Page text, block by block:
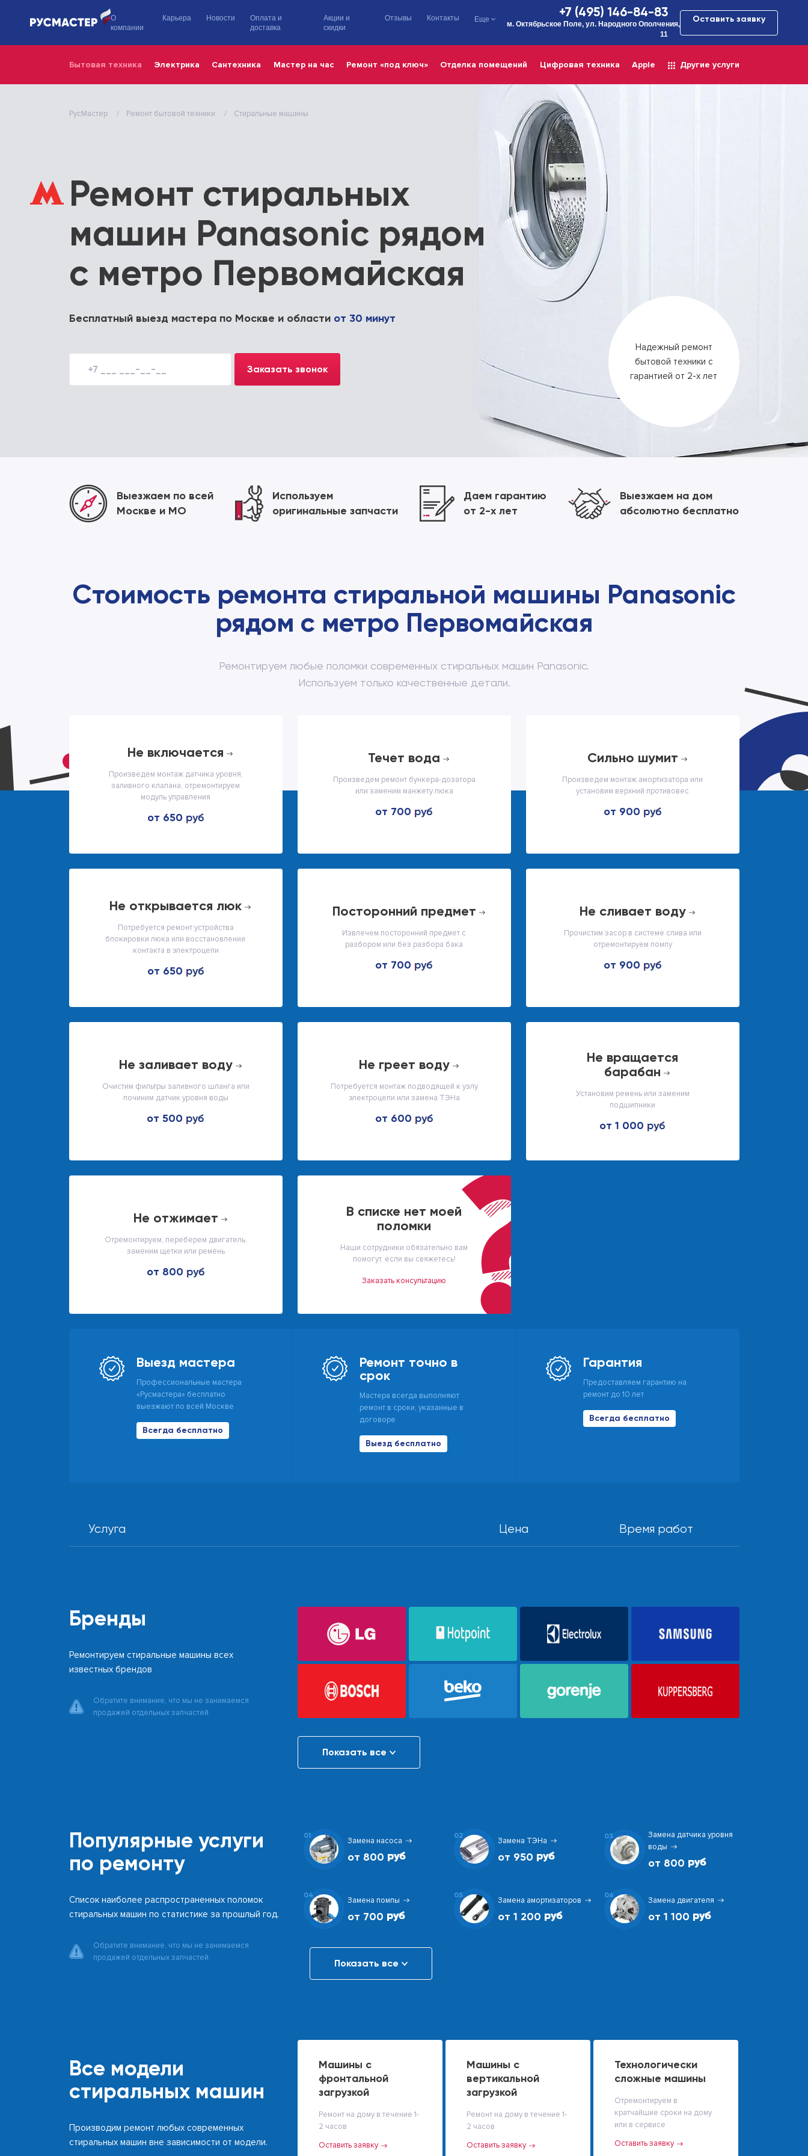
О
компании
Карьера Новости
Оплата и
доставка
Акции и
скидки
Отзывы Контакты Еще +7 (495) 146-84-83
м. Октябрьское Поле, ул. Народного Ополчения,
11
Оставить заявку
Бытовая техника Электрика Сантехника Мастер на час Ремонт «под ключ» Отделка помещений Цифровая техника Apple Другие услуги
РусМастер Ремонт бытовой техники Стиральные машины
Ремонт стиральных
машин Panasonic рядом
с метро Первомайская
Бесплатный выезд мастера по Москве и области от 30 минут
Заказать звонок
Надежный ремонт
бытовой техники с
гарантией от 2-х лет
Выезжаем по всей
Москве и МО
Используем
оригинальные запчасти
Даем гарантию
от 2-х лет
Выезжаем на дом
абсолютно бесплатно
Стоимость ремонта стиральной машины Panasonic
рядом с метро Первомайская
Ремонтируем любые поломки современных стиральных машин Panasonic.
Используем только качественные детали.
не включается
Произведем монтаж датчика уровня,
заливного клапана, отремонтируем
модуль управления
от 650
течет вода
Произведем ремонт бункера-дозатора
или заменим манжету люка
от 700
сильно шумит
Произведем монтаж амортизатора или
установим верхний противовес
от 900
не открывается люк
Потребуется ремонт устройства
блокировки люка или восстановление
контакта в электроцепи
от 650
посторонний предмет
Извлечем посторонний предмет с
разбором или без разбора бака
от 700
не сливает воду
Прочистим засор в системе слива или
отремонтируем помпу
от 900
не заливает воду
Очистим фильтры заливного шланга или
починим датчик уровня воды
от 500
не греет воду
Потребуется монтаж подводящей к узлу
электроцепи или замена ТЭНа
от 600
не вращается
барабан
Установим ремень или заменим
подшипники
от 1 000
не отжимает
Отремонтируем, переберем двигатель,
заменим щетки или ремень
от 800
В списке нет моей
поломки
Наши сотрудники обязательно вам
помогут, если вы свяжетесь!
Заказать консультацию
Выезд мастера
Профессиональные мастера
«Русмастера» бесплатно
выезжают по всей Москве
Всегда бесплатно
Ремонт точно в
срок
Мастера всегда выполняют
ремонт в сроки, указанные в
договоре
Выезд бесплатно
Гарантия
Предоставляем гарантию на
ремонт до 10 лет
Всегда бесплатно
Услуга Цена Время работ
Бренды
Ремонтируем стиральные машины всех
известных брендов
Обратите внимание, что мы не занимаемся
продажей отдельных запчастей.
Показать все
Популярные услуги
по ремонту
Список наиболее распространенных поломок
стиральных машин по статистике за прошлый год.
Обратите внимание, что мы не занимаемся
продажей отдельных запчастей.
01
Замена насоса
от 800
02
Замена ТЭНа
от 950
03
Замена датчика уровня
воды
от 800
04
Замена помпы
от 700
05
Замена амортизаторов
от 1 200
06
Замена двигателя
от 1 100
Показать все
Все модели
стиральных машин
Производим ремонт любых современных
стиральных машин вне зависимости от модели.
Машины с
фронтальной
загрузкой
Ремонт на дому в течение 1-
2 часов
Оставить заявку
Машины с
вертикальной
загрузкой
Ремонт на дому в течение 1-
2 часов
Оставить заявку
Технологически
сложные машины
Отремонтируем в
кратчайшие сроки на дому
или в сервисе
Оставить заявку